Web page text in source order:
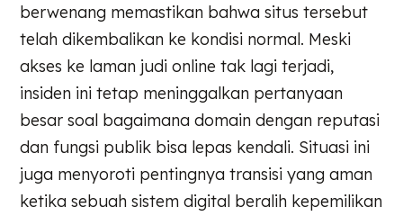
berwenang memastikan bahwa situs tersebut
telah dikembalikan ke kondisi normal. Meski
akses ke laman judi online tak lagi terjadi,
insiden ini tetap meninggalkan pertanyaan
besar soal bagaimana domain dengan reputasi
dan fungsi publik bisa lepas kendali. Situasi ini
juga menyoroti pentingnya transisi yang aman
ketika sebuah sistem digital beralih kepemilikan